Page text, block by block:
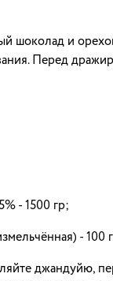
шоколад и
Перед
- 1500 гр;
- 100
джандуйю,